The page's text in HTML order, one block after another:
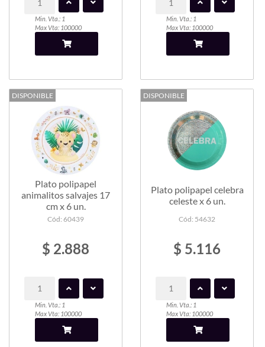
Min. Vta.: 1
Max Vta: 100000
Min. Vta.: 1
Max Vta: 100000
DISPONIBLE
Plato polipapel
animalitos salvajes 17
cm x 6 un.
Cód: 60439
$ 2.888
Min. Vta.: 1
Max Vta: 100000
DISPONIBLE
Plato polipapel celebra
celeste x 6 un.
Cód: 54632
$ 5.116
Min. Vta.: 1
Max Vta: 100000